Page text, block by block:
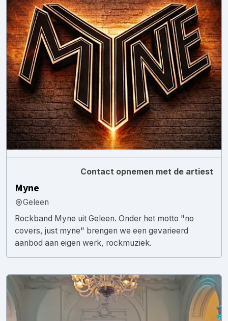
Contact opnemen met de artiest
Myne
Geleen
Rockband Myne uit Geleen. Onder het motto "no
covers, just myne" brengen we een gevarieerd
aanbod aan eigen werk, rockmuziek.